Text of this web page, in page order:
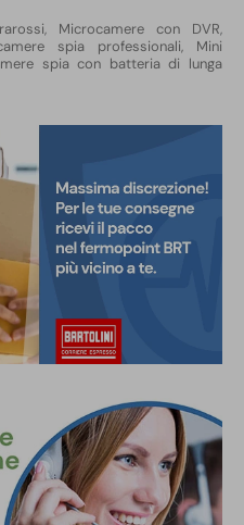
, Microcamere con DVR,
spia professionali, Mini
spia con batteria di lunga